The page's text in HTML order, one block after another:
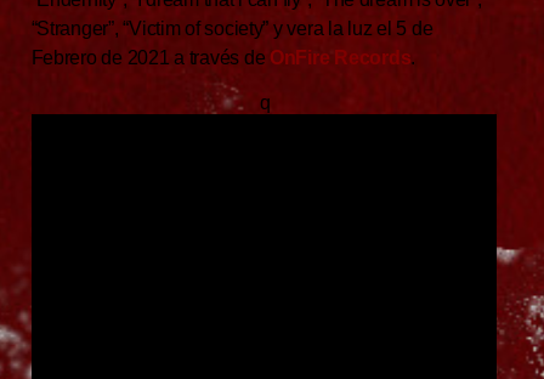
“Stranger”, “Victim of society” y vera la luz el 5 de
Febrero de 2021 a través de OnFire Records.
q